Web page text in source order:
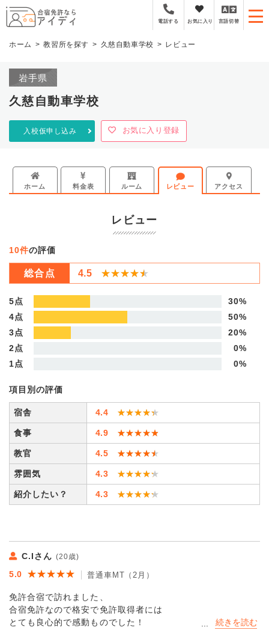
全国厳選の合宿免許プ
電話する お気に入り 言語切替
ホーム 教習所を探す 久慈自動車学校 レビュー
岩手県
久慈自動車学校
入校仮申し込み お気に入り登録
ホーム 料金表 ルーム レビュー アクセス
レビュー
10件の評価
総合点 4.5 ★★★★★
★★★★★
5点
30%
4点
50%
3点
20%
2点
0%
1点
0%
項目別の評価
宿舎 4.4 ★★★★★
★★★★★
食事 4.9 ★★★★★
★★★★★
教官 4.5 ★★★★★
★★★★★
雰囲気 4.3 ★★★★★
★★★★★
紹介したい？ 4.3 ★★★★★
★★★★★
C.Iさん (20歳)
5.0 ★★★★★
★★★★★ 普通車MT（2月）
免許合宿で訪れました、
合宿免許なので格安で免許取得者には
とても良心的で感動ものでした！